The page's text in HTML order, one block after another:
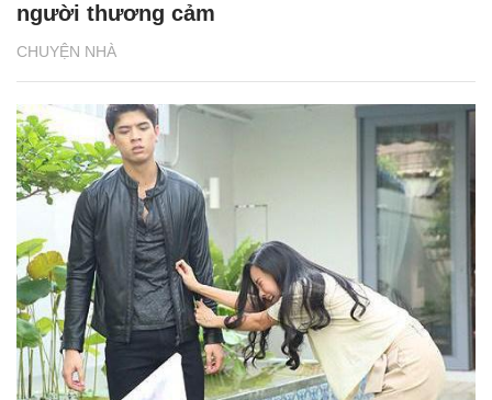
CHUYỆN NHÀ
người thương cảm